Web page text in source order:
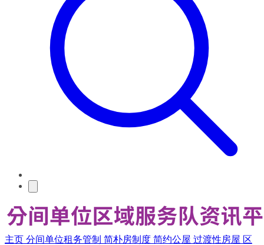
主页 分间单位租务管制 简朴房制度 简约公屋 过渡性房屋 区